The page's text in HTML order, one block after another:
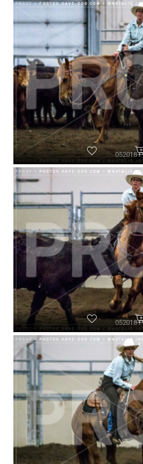
052018-
052018-